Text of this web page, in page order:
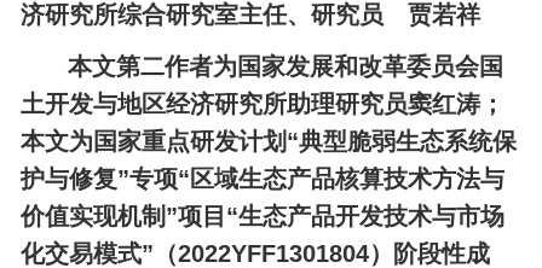
济研究所综合研究室主任、研究员 贾若祥
本文第二作者为国家发展和改革委员会国
土开发与地区经济研究所助理研究员窦红涛；
本文为国家重点研发计划“典型脆弱生态系统保
护与修复”专项“区域生态产品核算技术方法与
价值实现机制”项目“生态产品开发技术与市场
化交易模式”（2022YFF1301804）阶段性成